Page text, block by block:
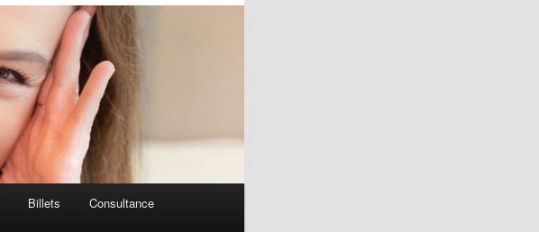
Billets Consultance